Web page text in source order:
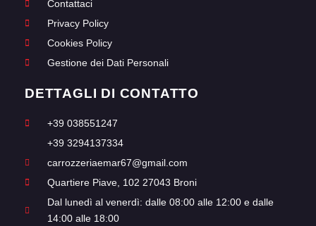
Contattaci
Privacy Policy
Cookies Policy
Gestione dei Dati Personali
DETTAGLI DI CONTATTO
+39 038551247
+39 3294137334
carrozzeriaemar67@gmail.com
Quartiere Piave, 102 27043 Broni
Dal lunedì al venerdì: dalle 08:00 alle 12:00 e dalle
14:00 alle 18:00